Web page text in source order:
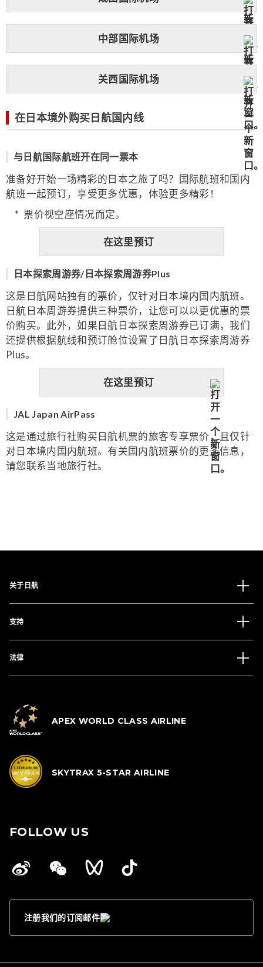
中部国际机场
关西国际机场
在日本境外购买日航国内线
与日航国际航班开在同一票本
准备好开始一场精彩的日本之旅了吗？国际航班和国内
航班一起预订，享受更多优惠，体验更多精彩！
票价视空座情况而定。
在这里预订
日本探索周游券/日本探索周游券Plus
这是日航网站独有的票价，仅针对日本境内国内航班。
日航日本周游券提供三种票价，让您可以以更优惠的票
价购买。此外，如果日航日本探索周游券已订满，我们
还提供根据航线和预订舱位设置了日航日本探索周游券
Plus。
在这里预订
JAL Japan AirPass
这是通过旅行社购买日航机票的旅客专享票价，且仅针
对日本境内国内航班。有关国内航班票价的更多信息，
请您联系当地旅行社。
关于日航
支持
法律
APEX WORLD CLASS AIRLINE
SKYTRAX 5-STAR AIRLINE
FOLLOW US
注册我们的订阅邮件